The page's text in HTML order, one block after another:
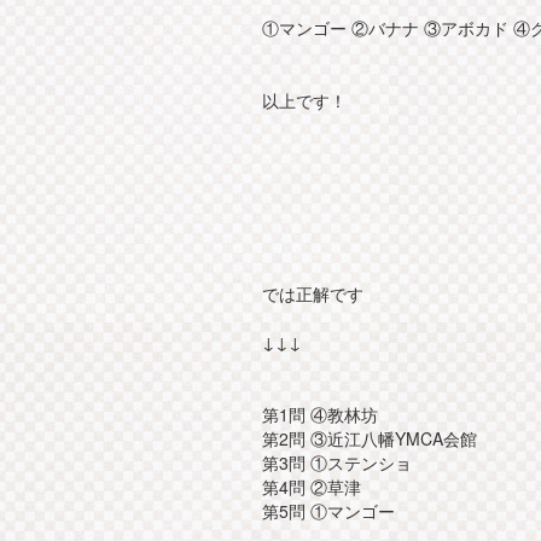
①マンゴー ②バナナ ③アボカド ④
以上です！
では正解です
↓↓↓
第1問 ④教林坊
第2問 ③近江八幡YMCA会館
第3問 ①ステンショ
第4問 ②草津
第5問 ①マンゴー